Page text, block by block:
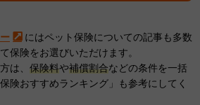
にはペット保険についての記事も多数
保険をお選びいただけます。
は、 保険料や補償割合などの条件を一括
険おすすめランキング」も参考にしてく